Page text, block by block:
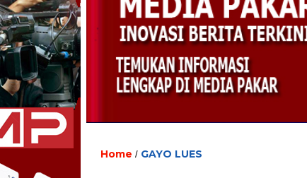
Home / GAYO LUES